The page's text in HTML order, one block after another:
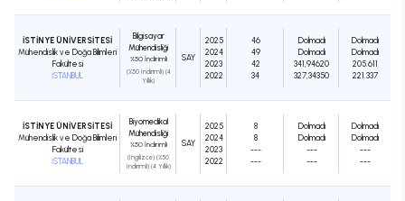
İSTİNYE ÜNİVERSİTESİ
Mühendislik ve Doğa Bilimleri
Fakültesi
İSTANBUL
Bilgisayar
Mühendisliği
%50 İndirimli
(%50 İndirimli) (4
Yıllık)
SAY
2025
2024
2023
2022
46
49
42
34
Dolmadı
Dolmadı
341,94620
327,34350
Dolmadı
Dolmadı
205.611
221.337
İSTİNYE ÜNİVERSİTESİ
Mühendislik ve Doğa Bilimleri
Fakültesi
İSTANBUL
Biyomedikal
Mühendisliği
%50 İndirimli
(İngilizce) (%50
İndirimli) (4 Yıllık)
SAY
2025
2024
2023
2022
8
8
---
---
Dolmadı
Dolmadı
---
---
Dolmadı
Dolmadı
---
---